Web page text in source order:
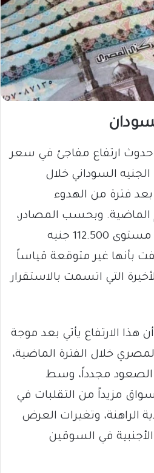
ارتفاع مفاجئ في سعر
السوداني خلال
بعد فترة من الهدوء
الماضية. وبحسب المصادر،
سجل الجنيه المصري مستوى 112.500 جنيه
بأنها غير متوقعة قياساً
التي اتسمت بالاستقرار
هذا الارتفاع يأتي بعد موجة
خلال الفترة الماضية،
الصعود مجدداً، وسط
مزيداً من التقلبات في
الراهنة، وتغيرات العرض
في السوقين